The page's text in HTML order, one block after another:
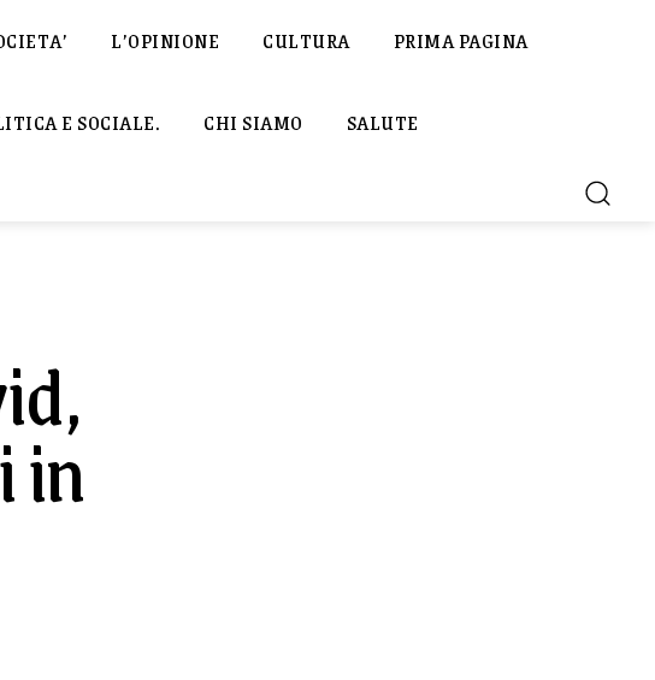
L’OPINIONE CULTURA PRIMA PAGINA
E SOCIALE. CHI SIAMO SALUTE
in